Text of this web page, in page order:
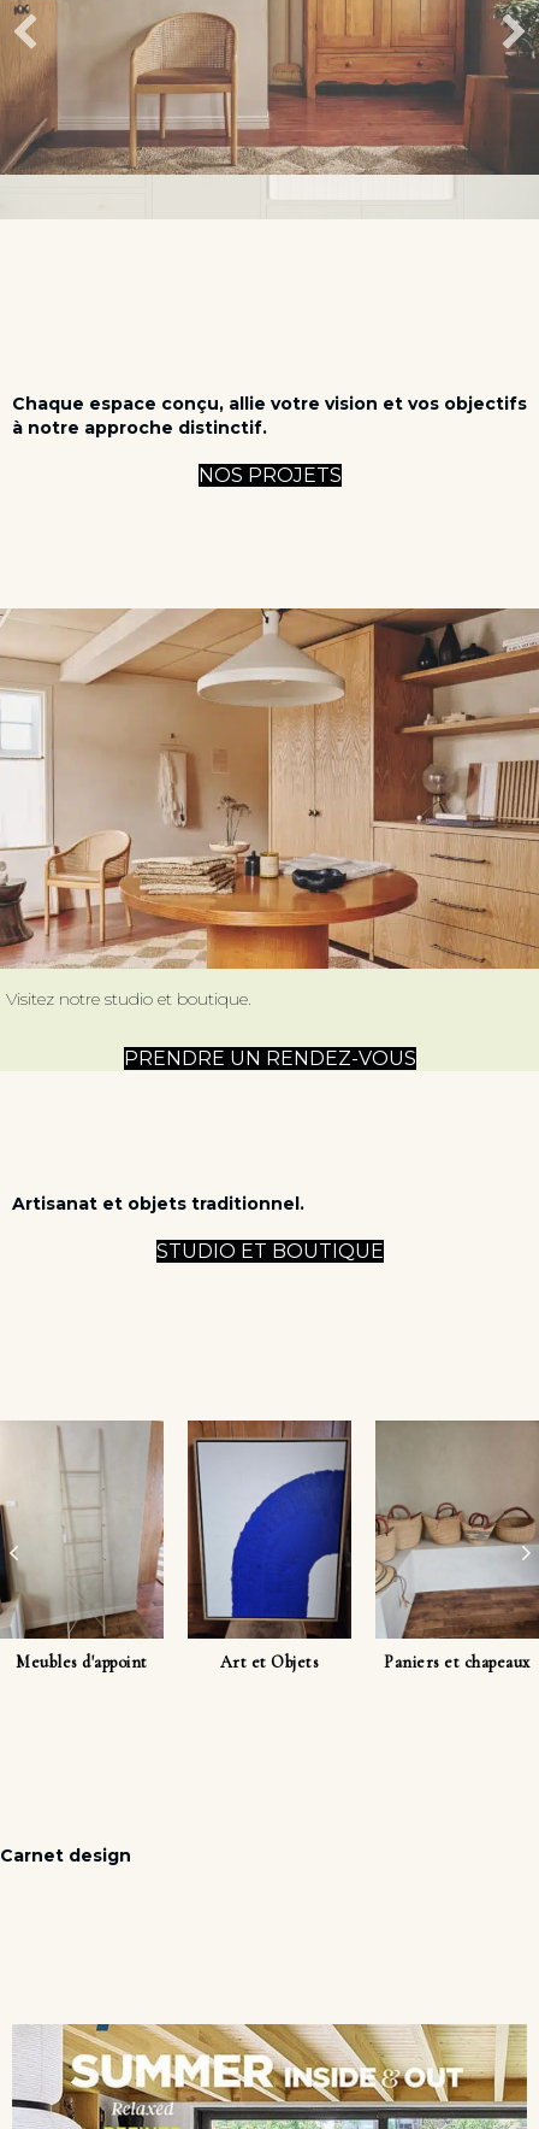
Chaque espace conçu, allie votre vision et vos objectifs
à notre approche distinctif.
NOS PROJETS
Visitez notre studio et boutique.
PRENDRE UN RENDEZ-VOUS
Artisanat et objets traditionnel.
STUDIO ET BOUTIQUE
Meubles d'appoint Art et Objets Paniers et chapeaux
Previous
Carnet design